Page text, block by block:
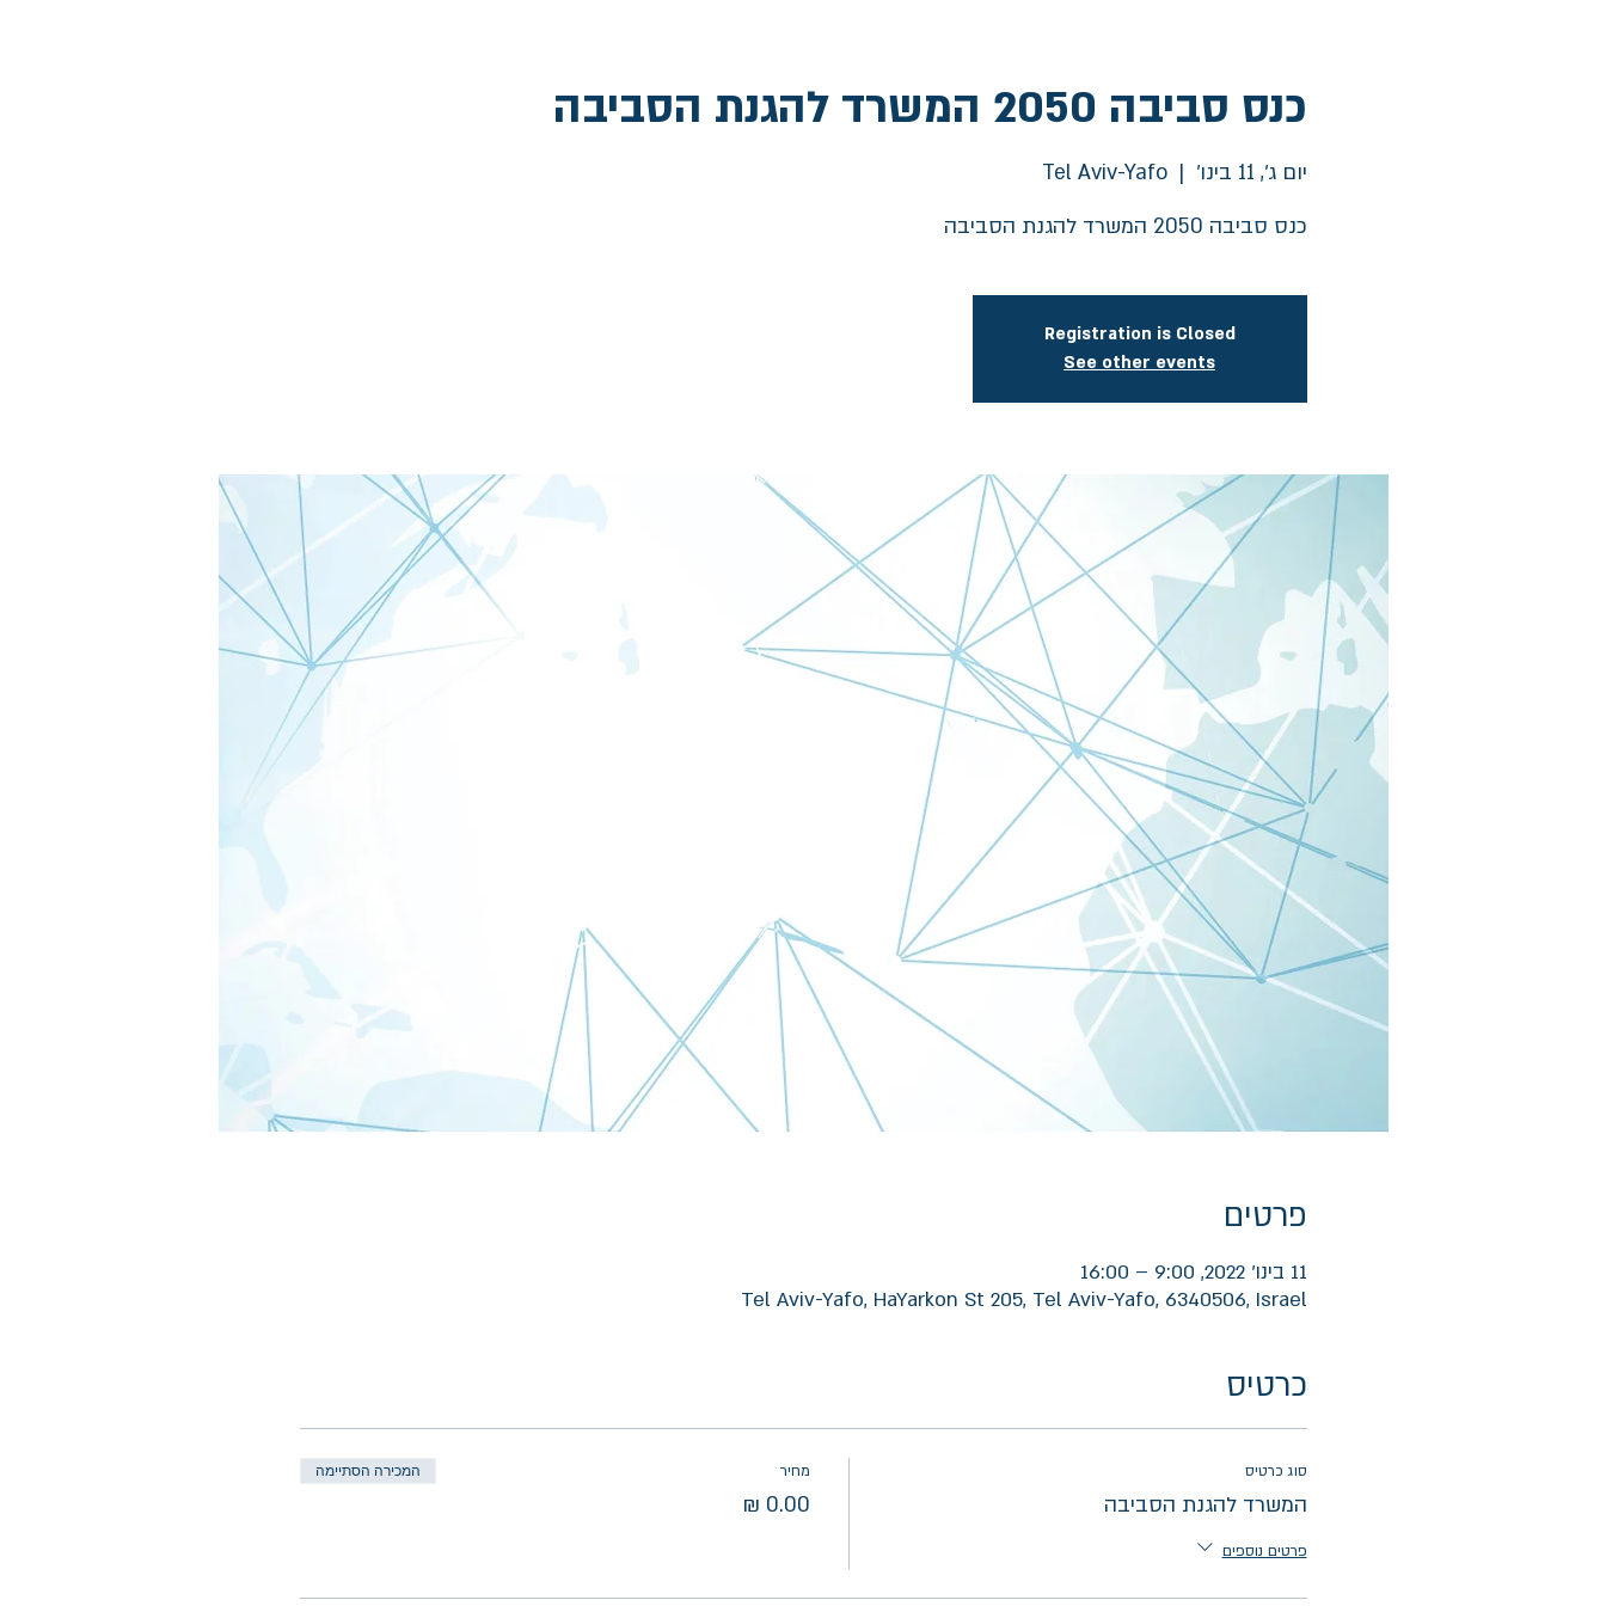
כנס סביבה 2050 המשרד להגנת הסביבה
יום ג׳, 11 בינו׳
  |
Tel Aviv-Yafo
כנס סביבה 2050 המשרד להגנת הסביבה
Registration is Closed
See other events
פרטים
11 בינו׳ 2022, 9:00 – 16:00
Tel Aviv-Yafo, HaYarkon St 205, Tel Aviv-Yafo, 6340506, Israel
כרטיס
סוג כרטיס
המשרד להגנת הסביבה
פרטים נוספים
מחיר המכירה הסתיימה